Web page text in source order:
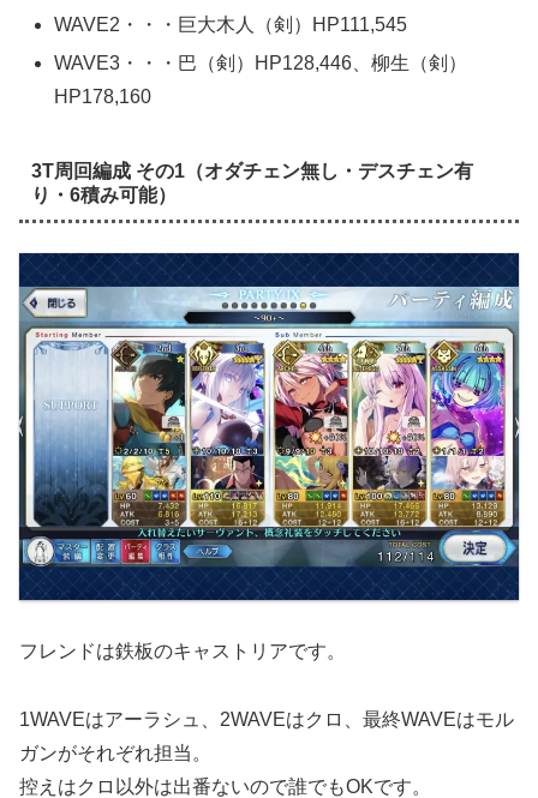
WAVE2・・・巨大木人（剣）HP111,545
WAVE3・・・巴（剣）HP128,446、柳生（剣）
HP178,160
3T周回編成 その1（オダチェン無し・デスチェン有
り・6積み可能）
フレンドは鉄板のキャストリアです。
1WAVEはアーラシュ、2WAVEはクロ、最終WAVEはモル
ガンがそれぞれ担当。
控えはクロ以外は出番ないので誰でもOKです。